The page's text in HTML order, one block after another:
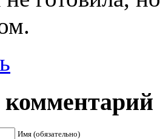
Имя (обязательно)